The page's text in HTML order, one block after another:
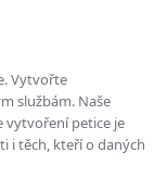
Vytvořte
službám. Naše
vytvoření petice je
i těch, kteří o daných